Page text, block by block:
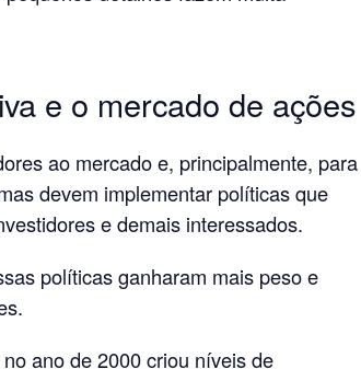
e o mercado de ações
ao mercado e, principalmente, para
devem implementar políticas que
e demais interessados.
políticas ganharam mais peso e
ano de 2000 criou níveis de